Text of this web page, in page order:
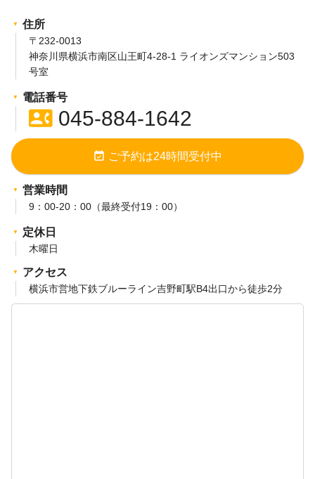
住所
〒232-0013
神奈川県横浜市南区山王町4-28-1 ライオンズマンション503
号室
電話番号
contact_phone045-884-1642
event_available ご予約は24時間受付中
営業時間
9：00-20：00（最終受付19：00）
定休日
木曜日
アクセス
横浜市営地下鉄ブルーライン吉野町駅B4出口から徒歩2分